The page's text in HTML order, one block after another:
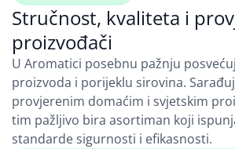
Stručnost, kvaliteta i
proizvođači
U Aromatici posebnu pažnju
proizvoda i porijeklu sirovina.
provjerenim domaćim i svjetskim
tim pažljivo bira asortiman koji
standarde sigurnosti i efikasnosti.